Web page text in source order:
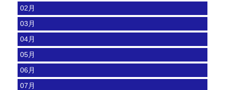
02月
03月
04月
05月
06月
07月